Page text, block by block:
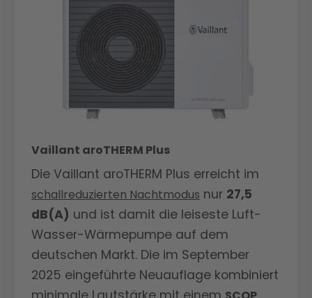
Vaillant aroTHERM Plus
Die Vaillant aroTHERM Plus erreicht im
schallreduzierten Nachtmodus nur 27,5
dB(A) und ist damit die leiseste Luft-
Wasser-Wärmepumpe auf dem
deutschen Markt. Die im September
2025 eingeführte Neuauflage kombiniert